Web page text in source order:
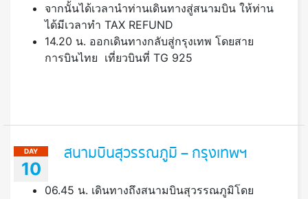
จากนั้นได้เวลานำท่านเดินทางสู่สนามบิน ให้ท่าน
ได้มีเวลาทำ TAX REFUND
14.20 น. ออกเดินทางกลับสู่กรุงเทพ โดยสาย
การบินไทย เที่ยวบินที่ TG 925
DAY
10
สนามบินสุวรรณภูมิ – กรุงเทพฯ
06.45 น. เดินทางถึงสนามบินสุวรรณภูมิโดย